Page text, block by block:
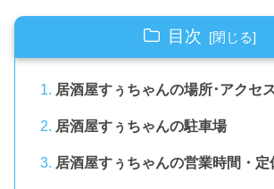
目次
居酒屋すぅちゃんの場所･アクセ
居酒屋すぅちゃんの駐車場
居酒屋すぅちゃんの営業時間・定